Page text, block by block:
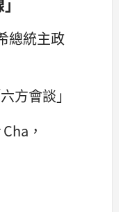
總統主政
方會談」
，